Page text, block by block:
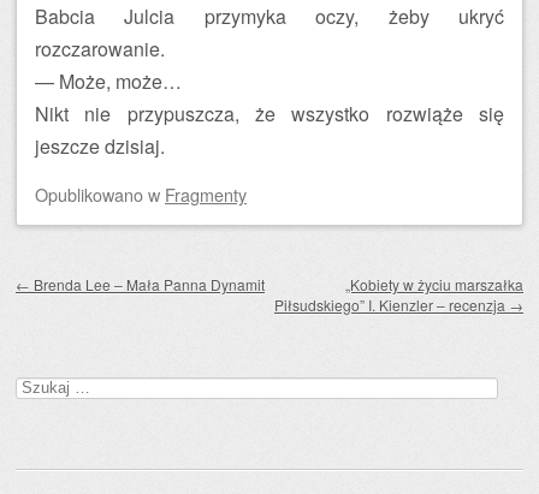
Babcia Julcia przymyka oczy, żeby ukryć
rozczarowanie.
— Może, może…
Nikt nie przypuszcza, że wszystko rozwiąże się
jeszcze dzisiaj.
Opublikowanow Fragmenty
← Brenda Lee – Mała Panna Dynamit
„Kobiety w życiu marszałka
Piłsudskiego” I. Kienzler – recenzja →
Szukaj: